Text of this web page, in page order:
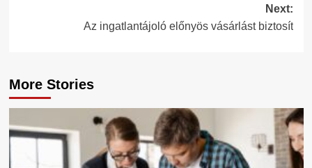
Next:
Az ingatlantájoló előnyös vásárlást biztosít
More Stories